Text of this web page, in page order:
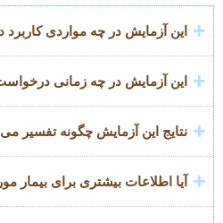
عنوان
این آزمایش در چه مواردی کاربرد
این آزمایش در چه زمانی
نتایج این آزمایش چگونه تفسیر
آیا اطلاعات بیشتری برای بیمار